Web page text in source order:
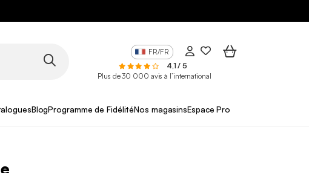
FR/FR
4,1 / 5
Plus de 30 000 avis à l’international
BlogProgramme de FidélitéNos magasinsEspace Pro